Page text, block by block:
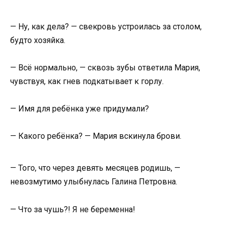
— Ну, как дела? — свекровь устроилась за столом,
будто хозяйка.
— Всё нормально, — сквозь зубы ответила Мария,
чувствуя, как гнев подкатывает к горлу.
— Имя для ребёнка уже придумали?
— Какого ребёнка? — Мария вскинула брови.
— Того, что через девять месяцев родишь, —
невозмутимо улыбнулась Галина Петровна.
— Что за чушь?! Я не беременна!